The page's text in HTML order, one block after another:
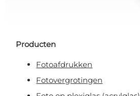
Producten
Fotoafdrukken
Fotovergrotingen